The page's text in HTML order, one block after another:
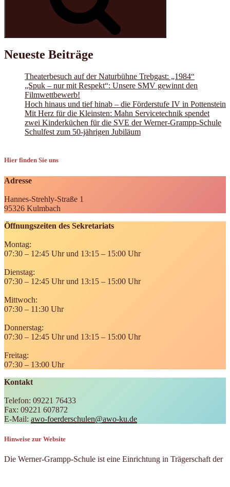
Neueste Beiträge
Theaterbesuch auf der Naturbühne Trebgast: „1984“
„Spuk – nur mit Respekt“: Unsere SMV gewinnt den
Filmwettbewerb!
Hoch hinaus und tief hinab – die Förderstufe IV in Pottenstein
Mit Herz für die Kleinsten: Mahn Servicetechnik spendet
zwei Kinderküchen für die SVE der Werner-Grampp-Schule
Schulfest zum 50-jährigen Jubiläum
Hier finden Sie uns
Adresse
Hannes-Strehly-Straße 1
95326 Kulmbach
Öffnungszeiten des Sekretariats
Montag:
07:30 – 12:45 Uhr und 13:15 – 15:00 Uhr
Dienstag:
07:30 – 12:45 Uhr und 13:15 – 15:00 Uhr
Mittwoch:
07:30 – 11:30 Uhr
Donnerstag:
07:30 – 12:45 Uhr und 13:15 – 15:00 Uhr
Freitag:
07:30 – 13:00 Uhr
Kontakt
Telefon: 09221 76433
Fax: 09221 607872
E-Mail: awo-foerderschulen@awo-ku.de
Hinweise zur Website
Die Werner-Grampp-Schule ist eine Einrichtung in Trägerschaft der